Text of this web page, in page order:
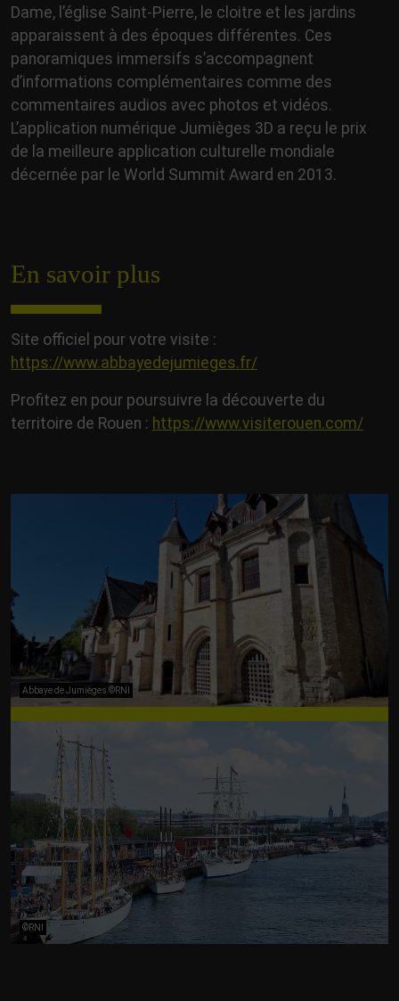
Dame, l’église Saint-Pierre, le cloitre et les jardins
apparaissent à des époques différentes. Ces
panoramiques immersifs s’accompagnent
d’informations complémentaires comme des
commentaires audios avec photos et vidéos.
L’application numérique Jumièges 3D a reçu le prix
de la meilleure application culturelle mondiale
décernée par le World Summit Award en 2013.
En savoir plus
Site officiel pour votre visite :
https://www.abbayedejumieges.fr/
Profitez en pour poursuivre la découverte du
territoire de Rouen : https://www.visiterouen.com/
Abbaye de Jumièges ©RNI
©RNI